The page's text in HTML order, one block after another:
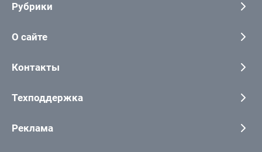
Рубрики
О сайте
Контакты
Техподдержка
Реклама